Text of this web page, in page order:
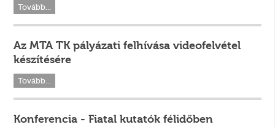
Tovább...
Az MTA TK pályázati felhívása videofelvétel
készítésére
Tovább...
Konferencia - Fiatal kutatók félidőben